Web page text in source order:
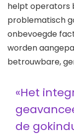
helpt operators
problematisch
onbevoegde
worden
betrouwbare,
«Het
de